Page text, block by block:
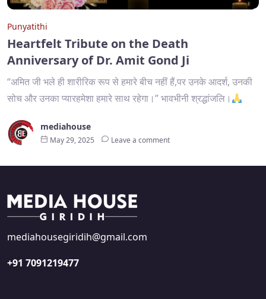
Punyatithi
Heartfelt Tribute on the Death
Anniversary of Dr. Amit Gond Ji
“अमित जी भले ही शारीरिक रूप से हमारे बीच नहीं हैं,पर उनके आदर्श, उनकी
सोच और उनका प्यारहमेशा हमारे साथ रहेगा।” भावभीनी श्रद्धांजलि।
mediahouse
May 29, 2025 Leave a comment
mediahousegiridih@gmail.com
+91 7091219477